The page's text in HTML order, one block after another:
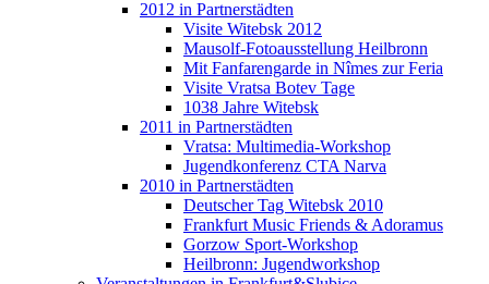
2012 in Partnerstädten
Visite Witebsk 2012
Mausolf-Fotoausstellung Heilbronn
Mit Fanfarengarde in Nîmes zur Feria
Visite Vratsa Botev Tage
1038 Jahre Witebsk
2011 in Partnerstädten
Vratsa: Multimedia-Workshop
Jugendkonferenz CTA Narva
2010 in Partnerstädten
Deutscher Tag Witebsk 2010
Frankfurt Music Friends & Adoramus
Gorzow Sport-Workshop
Heilbronn: Jugendworkshop